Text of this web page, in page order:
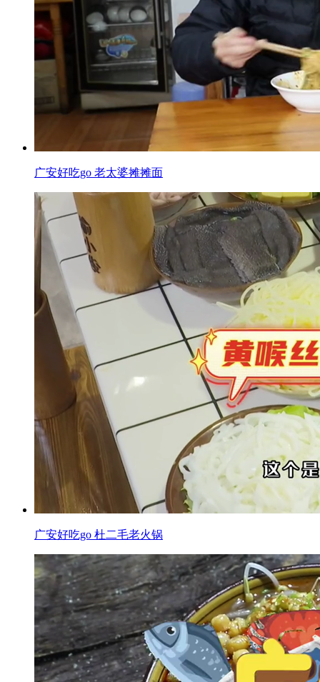
广安好吃go 老太婆摊摊面
广安好吃go 杜二毛老火锅